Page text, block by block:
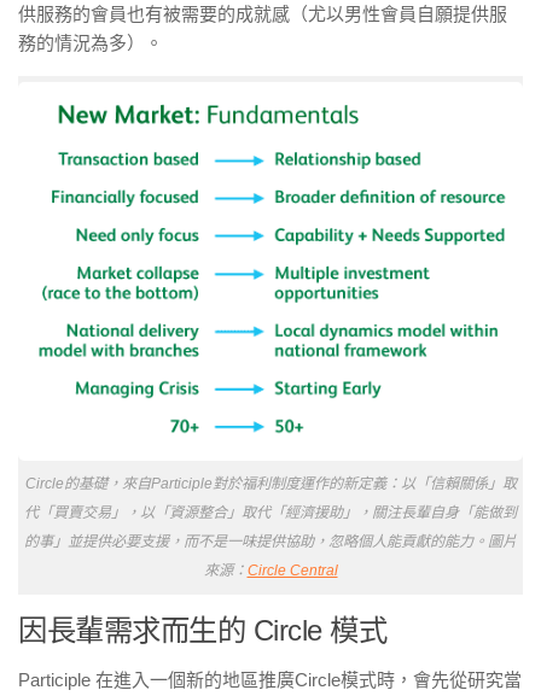
供服務的會員也有被需要的成就感（尤以男性會員自願提供服
務的情況為多）。
Circle的基礎，來自Participle對於福利制度運作的新定義：以「信賴關係」取
代「買賣交易」，以「資源整合」取代「經濟援助」，關注長輩自身「能做到
的事」並提供必要支援，而不是一味提供協助，忽略個人能貢獻的能力。圖片
來源： Circle Central
因長輩需求而生的 Circle 模式
Participle 在進入一個新的地區推廣Circle模式時，會先從研究當